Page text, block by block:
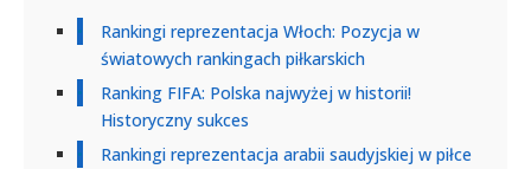
Rankingi reprezentacja Włoch: Pozycja w
światowych rankingach piłkarskich
Ranking FIFA: Polska najwyżej w historii!
Historyczny sukces
Rankingi reprezentacja arabii saudyjskiej w piłce